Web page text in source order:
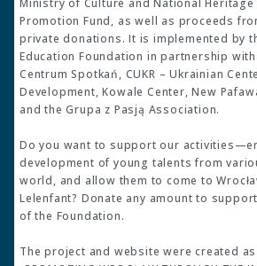
Promotion Fund, as well as proceeds
private donations. It is implemented by
Education Foundation in partnership with
Centrum Spotkań, CUKR – Ukrainian
Development, Kowale Center, New
and the Grupa z Pasją Association.
Do you want to support our
development of young talents from
world, and allow them to come to
Lelenfant? Donate any amount to
of the Foundation.
The project and website were created